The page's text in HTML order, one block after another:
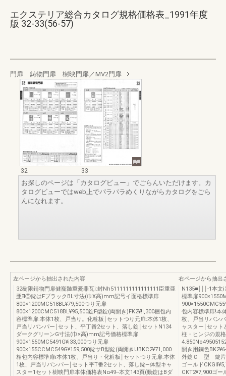
エクステリア総合カタログ規格価格表_1991年度
版 32-33(56-57)
門扉 鋳物門扉 樹映門扉／MV2門扉
32
33
お探しのページは「カタログビュー」でごらんいただけます。カ
タログビューではweb上でパラパラめくりながらカタログをごら
んになれます。
左ページから抽出された内容
32樹限錆物門扉健寵髄重憂罪瓦i:封Nh5111111111111111臣重亜
亜∃⑤錠はFブラックBL寸法(巾X高)mm記号イ面格標準扉
800×1200MC518BL¥79,500つり元扉
800×1200CMC518BL¥95,500錠F型錠(両開き)FK2¥!l,300梱包内
容標準扉:本体1枚、戸当り。化粧板￨セットつり元扉:本体1枚、
戸当リバンパー￨セット、平丁番2セット、落し錠￨セットN134
ダークグリーンG寸法(巾×高)mm記号価格標準扉
900×1550MC5491G¥i33,000つり元扉
900×155CCMC549G¥159,500錠サB型錠(両開きUBKC2¥71,000
相包内容標準扉i本体1枚、戸当り・化粧板￨セットつり元扉:本体
1枚、戸当リバンパー￨セット平T番2セット、落し錠―体型キャ
スター1セット樹映門扉本体価格表Nα49‐‐本文143頁(動錠はBダ
右ページから抽出
N135■￨￨￨‐1本
標準扉
包内容標準扉!本
枚、戸当リバン
ャスター￨セット
柱・ヒンジの
開き用銅色
外錠Ｃ 型 錠片
ゴールド
CKT2¥7,900ゴー